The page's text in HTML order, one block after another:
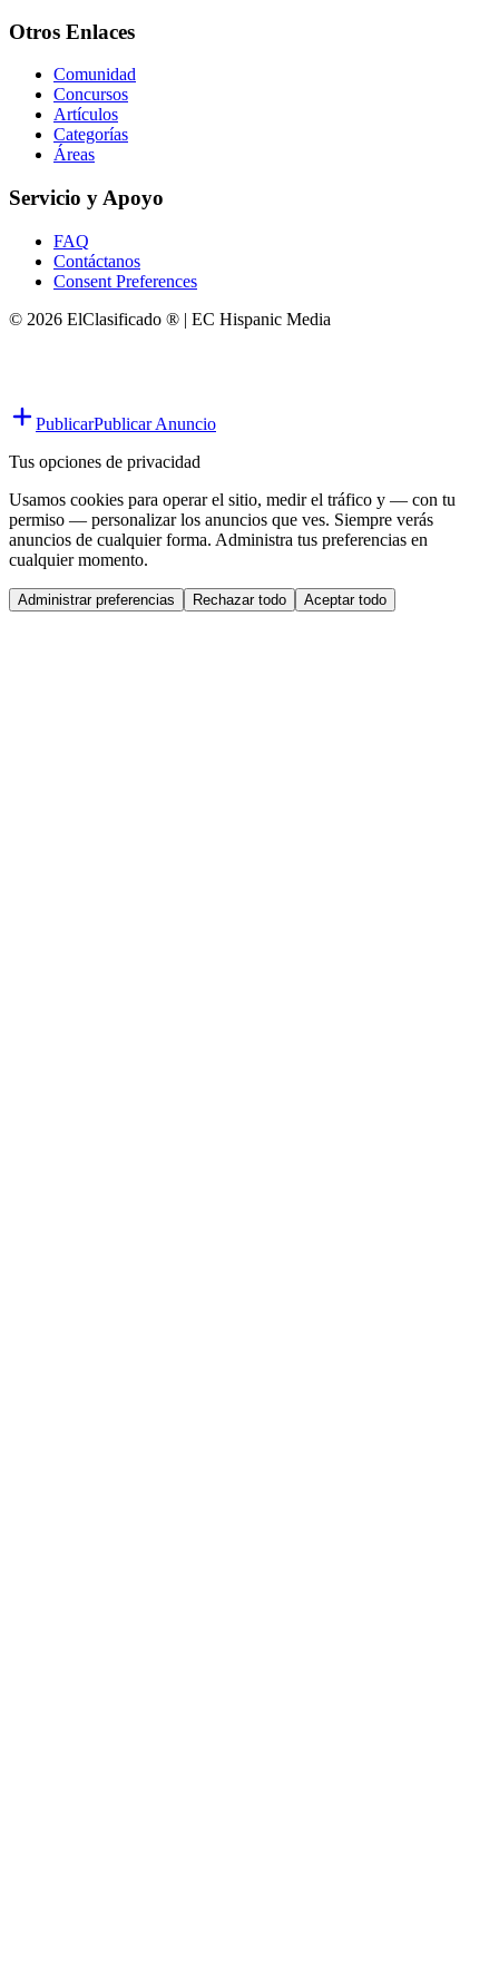
Otros Enlaces
Comunidad
Concursos
Artículos
Categorías
Áreas
Servicio y Apoyo
FAQ
Contáctanos
Consent Preferences
© 2026 ElClasificado ® | EC Hispanic Media
PublicarPublicar Anuncio
Tus opciones de privacidad
Usamos cookies para operar el sitio, medir el tráfico y — con tu
permiso — personalizar los anuncios que ves. Siempre verás
anuncios de cualquier forma. Administra tus preferencias en
cualquier momento.
Administrar preferencias Rechazar todo Aceptar todo